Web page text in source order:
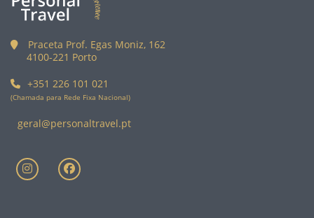
Praceta Prof. Egas Moniz, 162
4100-221 Porto
+351 226 101 021
(Chamada para Rede Fixa Nacional)
geral@personaltravel.pt